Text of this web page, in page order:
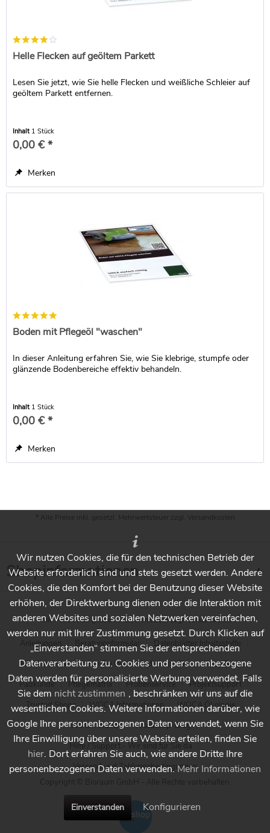
Helle Flecken auf geöltem Parkett
Lesen Sie jetzt, wie Sie helle Flecken und weißliche Schleier auf
geöltem Parkett entfernen.
Inhalt 1 Stück
0,00 € *
Merken
Boden mit Pflegeöl "waschen"
In dieser Anleitung erfahren Sie, wie Sie klebrige, stumpfe oder
glänzende Bodenbereiche effektiv behandeln.
Inhalt 1 Stück
0,00 € *
Merken
* Alle Preise inkl. gesetzl. Mehrwertsteuer zzgl. Versandkosten
Shopinformationen
* Alle Preise inkl. gesetzl. Mehrwertsteuer zzgl.Versandkosten
Anleitungen Beratungsformular
Datenblätter Inhaltsstoffe
Händlersuche - Finden Sie Ihren Händler vor Ort
Holzpflege
Padkunde
Pflegematrix Probenservice
Projektsupport
Trusted Shops
WOCA Informationen
WOCA Ökologie
WOCA Videos
Wocashop-Blog
Hilfe / Support - Wir sind für Sie da
Versand und Zahlungsbedingungen
Wir nutzen Cookies, die für den technischen Betrieb der
Website erforderlich sind und stets gesetzt werden. Andere
Cookies, die den Komfort bei der Benutzung dieser Website
erhöhen, der Direktwerbung dienen oder die Interaktion mit
anderen Websites und sozialen Netzwerken vereinfachen,
werden nur mit Ihrer Zustimmung gesetzt. Durch Klicken auf
„Einverstanden“ stimmen Sie der entsprechenden
Datenverarbeitung zu. Cookies und personenbezogene
Daten werden für personalisierte Werbung verwendet. Falls
Sie dem nicht zustimmen , beschränken wir uns auf die
wesentlichen Cookies. Weitere Informationen darüber, wie
Google Ihre personenbezogenen Daten verwendet, wenn Sie
Ihre Einwilligung über unsere Website erteilen, finden Sie
hier. Dort erfahren Sie auch, wie andere Dritte Ihre
personenbezogenen Daten verwenden. Mehr Informationen
Einverstanden Konfigurieren